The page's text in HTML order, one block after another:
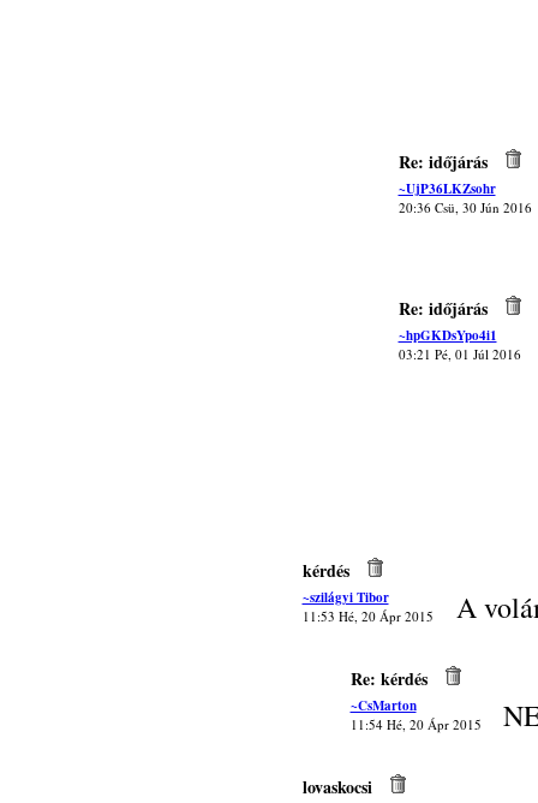
Re: időjárás
~UjP36LKZsohr
20:36 Csü, 30 Jún 2016
Re: időjárás
~hpGKDsYpo4i1
03:21 Pé, 01 Júl 2016
kérdés
~szilágyi Tibor
11:53 Hé, 20 Ápr 2015 A
Re: kérdés
~CsMarton
11:54 Hé, 20 Ápr 2015
lovaskocsi